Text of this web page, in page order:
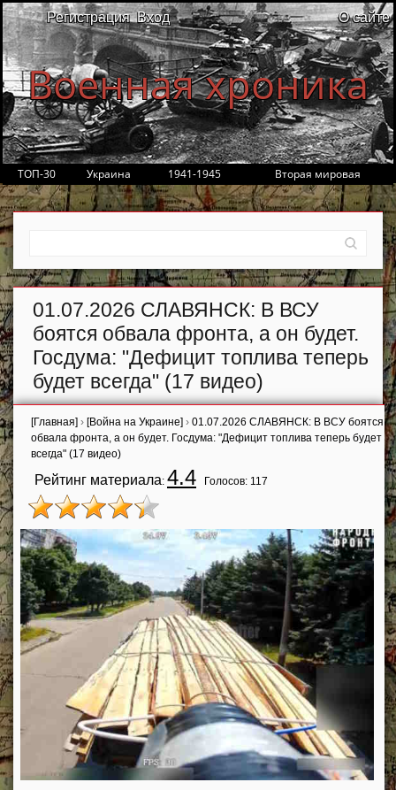
Регистрация Вход О сайте
Военная хроника
ТОП-30 Украина 1941-1945 Вторая мировая
01.07.2026 СЛАВЯНСК: В ВСУ
боятся обвала фронта, а он будет.
Госдума: "Дефицит топлива теперь
будет всегда" (17 видео)
[Главная] › [Война на Украине] › 01.07.2026 СЛАВЯНСК: В ВСУ боятся
обвала фронта, а он будет. Госдума: "Дефицит топлива теперь будет
всегда" (17 видео)
Рейтинг материала: 4.4 Голосов: 117